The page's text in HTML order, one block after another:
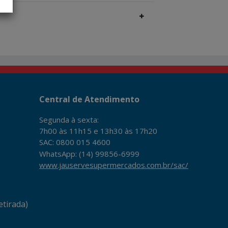
Central de Atendimento
Segunda à sexta:
7h00 às 11h15 e 13h30 às 17h20
SAC: 0800 015 4600
WhatsApp: (14) 99856-6999
www.jauservesupermercados.com.br/sac/